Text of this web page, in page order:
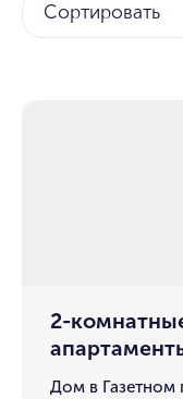
Сортировать
2-
Дом в Газетном